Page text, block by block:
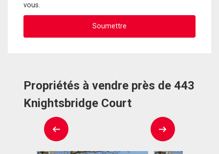
vous.
Propriétés à vendre près de 443
Knightsbridge Court